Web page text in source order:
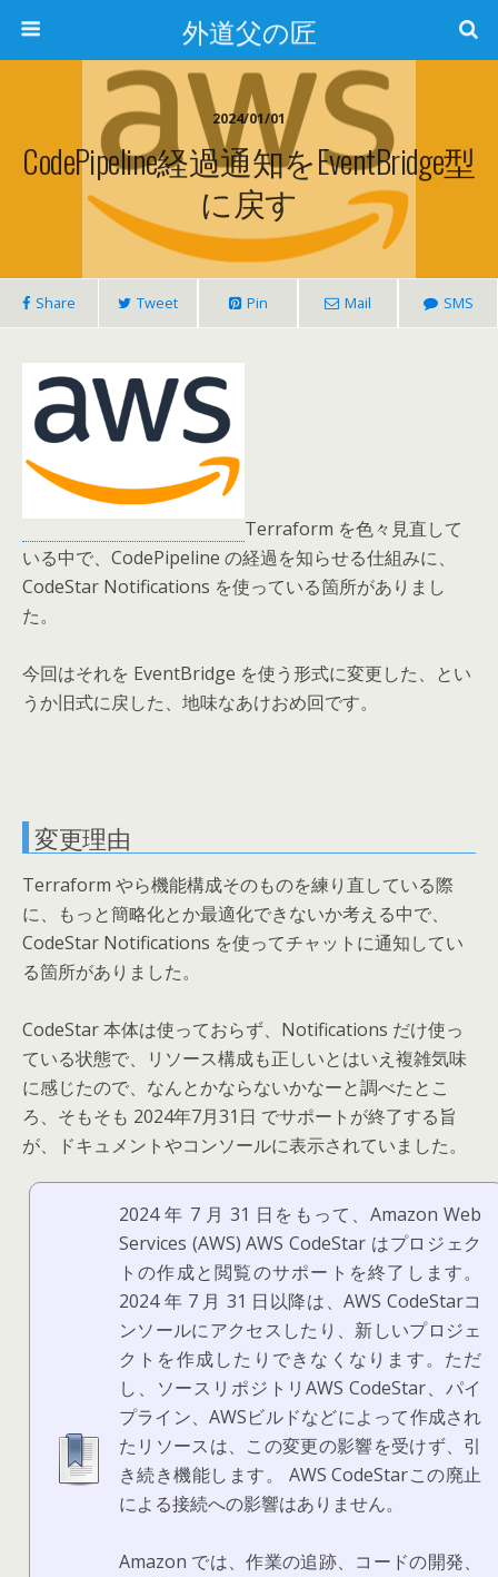
外道父の匠
2024/01/01
CodePipeline経過通知をEventBridge型
に戻す
Share Tweet Pin Mail SMS
Terraform を色々見直して
いる中で、CodePipeline の経過を知らせる仕組みに、
CodeStar Notifications を使っている箇所がありまし
た。
今回はそれを EventBridge を使う形式に変更した、とい
うか旧式に戻した、地味なあけおめ回です。
変更理由
Terraform やら機能構成そのものを練り直している際
に、もっと簡略化とか最適化できないか考える中で、
CodeStar Notifications を使ってチャットに通知してい
る箇所がありました。
CodeStar 本体は使っておらず、Notifications だけ使っ
ている状態で、リソース構成も正しいとはいえ複雑気味
に感じたので、なんとかならないかなーと調べたとこ
ろ、そもそも 2024年7月31日 でサポートが終了する旨
が、ドキュメントやコンソールに表示されていました。
2024 年 7 月 31 日をもって、Amazon Web
Services (AWS) AWS CodeStar はプロジェク
トの作成と閲覧のサポートを終了します。
2024 年 7 月 31 日以降は、AWS CodeStarコ
ンソールにアクセスしたり、新しいプロジェ
クトを作成したりできなくなります。ただ
し、ソースリポジトリAWS CodeStar、パイ
プライン、AWSビルドなどによって作成され
たリソースは、この変更の影響を受けず、引
き続き機能します。 AWS CodeStarこの廃止
による接続への影響はありません。
Amazon では、作業の追跡、コードの開発、